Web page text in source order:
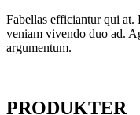
Fabellas efficiantur qui at.
veniam vivendo duo ad.
argumentum.
PRODUKTER